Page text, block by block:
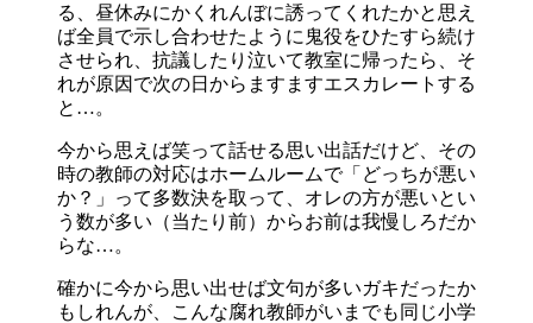
る、昼休みにかくれんぼに誘ってくれたかと思え
ば全員で示し合わせたように鬼役をひたすら続け
させられ、抗議したり泣いて教室に帰ったら、そ
れが原因で次の日からますますエスカレートする
と…。
今から思えば笑って話せる思い出話だけど、その
時の教師の対応はホームルームで「どっちが悪い
か？」って多数決を取って、オレの方が悪いとい
う数が多い（当たり前）からお前は我慢しろだか
らな…。
確かに今から思い出せば文句が多いガキだったか
もしれんが、こんな腐れ教師がいまでも同じ小学